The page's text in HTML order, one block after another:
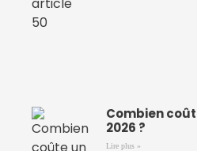
Combien
2026 ?
Lire plus »